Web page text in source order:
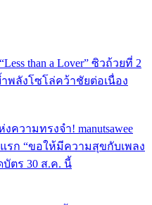
than a Lover” ซิวถ้วยที่ 2
ำพลังโซโล่คว้าชัยต่อเนื่อง
ความทรงจำ! manutsawee
รก “ขอให้มีความสุขกับเพลง
บัตร 30 ส.ค. นี้